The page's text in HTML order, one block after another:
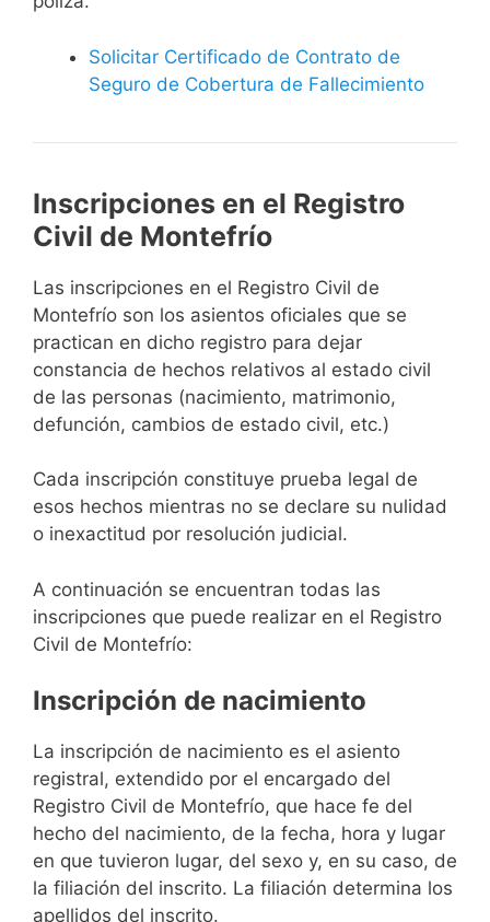
Solicitar Certificado de Contrato de
Seguro de Cobertura de Fallecimiento
Inscripciones en el Registro
Civil de Montefrío
Las inscripciones en el Registro Civil de
Montefrío son los asientos oficiales que se
practican en dicho registro para dejar
constancia de hechos relativos al estado civil
de las personas (nacimiento, matrimonio,
defunción, cambios de estado civil, etc.)
Cada inscripción constituye prueba legal de
esos hechos mientras no se declare su nulidad
o inexactitud por resolución judicial.
A continuación se encuentran todas las
inscripciones que puede realizar en el Registro
Civil de Montefrío:
Inscripción de nacimiento
La inscripción de nacimiento es el asiento
registral, extendido por el encargado del
Registro Civil de Montefrío, que hace fe del
hecho del nacimiento, de la fecha, hora y lugar
en que tuvieron lugar, del sexo y, en su caso, de
la filiación del inscrito. La filiación determina los
apellidos del inscrito.